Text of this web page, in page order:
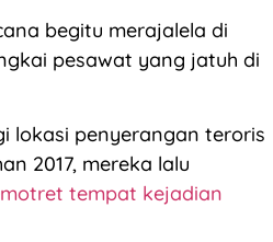
begitu merajalela di
pesawat yang jatuh di
lokasi penyerangan teroris
2017, mereka lalu
tempat kejadian